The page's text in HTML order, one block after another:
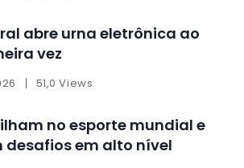
abre urna eletrônica ao
vez
51,0 Views
no esporte mundial e
desafios em alto nível